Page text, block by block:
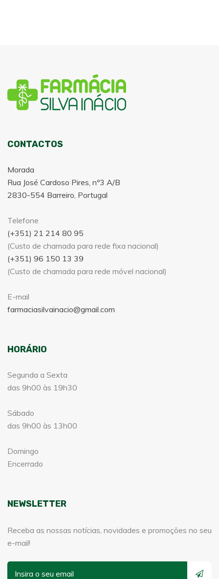
CONTACTOS
Morada
Rua José Cardoso Pires, nº3 A/B
2830-554 Barreiro, Portugal
Telefone
(+351) 21 214 80 95
(Custo de chamada para rede fixa nacional)
(+351) 96 150 13 39
(Custo de chamada para rede móvel nacional)
E-mail
farmaciasilvainacio@gmail.com
HORÁRIO
Segunda a Sexta
das 9h00 às 19h30
Sábado
das 9h00 às 13h00
Domingo
Encerrado
NEWSLETTER
Receba as nossas notícias, novidades e promoções no seu
e-mail!